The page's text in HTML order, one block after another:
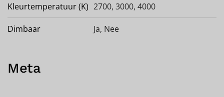
Kleurtemperatuur (K) 2700, 3000, 4000
Dimbaar Ja, Nee
Meta